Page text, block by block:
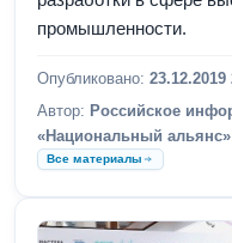
промышленности.
Опубликовано: 23.12.2019
Автор: Российское
«Национальный альянс»
Все материалы